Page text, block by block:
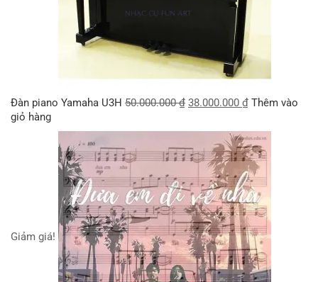
Đàn piano Yamaha U3H 50.000.000₫ 38.000.000 ₫ Thêm vào
giỏ hàng
Giảm giá!